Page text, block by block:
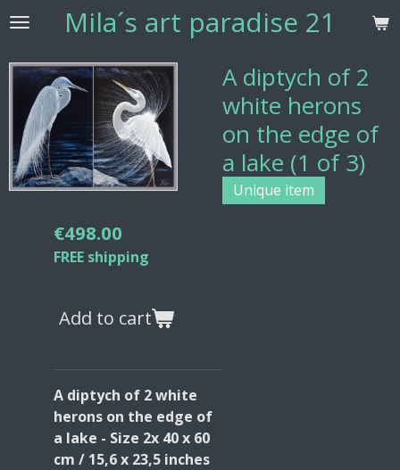
Skip
main
content
Mila´s art paradise 21
A diptych of 2
white herons
on the edge of
a lake (1 of 3)
Unique item
€498.00
FREE shipping
Add to cart
A diptych of 2 white
herons on the edge of
a lake - Size 2x 40 x 60
cm / 15,6 x 23,5 inches